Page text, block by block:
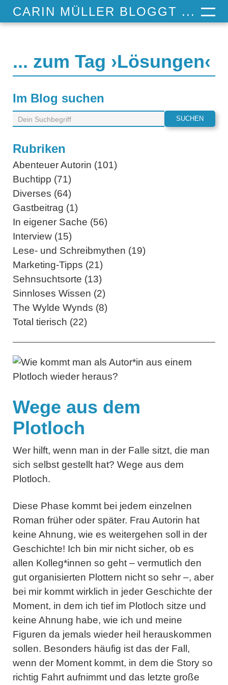
CARIN MÜLLER BLOGGT ...
... zum Tag ›Lösungen‹
Wege aus dem
Plotloch
Wer hilft, wenn man in der Falle sitzt, die man
sich selbst gestellt hat? Wege aus dem
Plotloch.
Diese Phase kommt bei jedem einzelnen
Roman früher oder später. Frau Autorin hat
keine Ahnung, wie es weitergehen soll in der
Geschichte! Ich bin mir nicht sicher, ob es
allen Kolleg*innen so geht – vermutlich den
gut organisierten Plottern nicht so sehr –, aber
bei mir kommt wirklich in jeder Geschichte der
Moment, in dem ich tief im Plotloch sitze und
keine Ahnung habe, wie ich und meine
Figuren da jemals wieder heil herauskommen
sollen. Besonders häufig ist das der Fall,
wenn der Moment kommt, in dem die Story so
richtig Fahrt aufnimmt und das letzte große
Im Blog suchen
Rubriken
Abenteuer Autorin (101)
Buchtipp (71)
Diverses (64)
Gastbeitrag (1)
In eigener Sache (56)
Interview (15)
Lese- und Schreibmythen (19)
Marketing-Tipps (21)
Sehnsuchtsorte (13)
Sinnloses Wissen (2)
The Wylde Wynds (8)
Total tierisch (22)